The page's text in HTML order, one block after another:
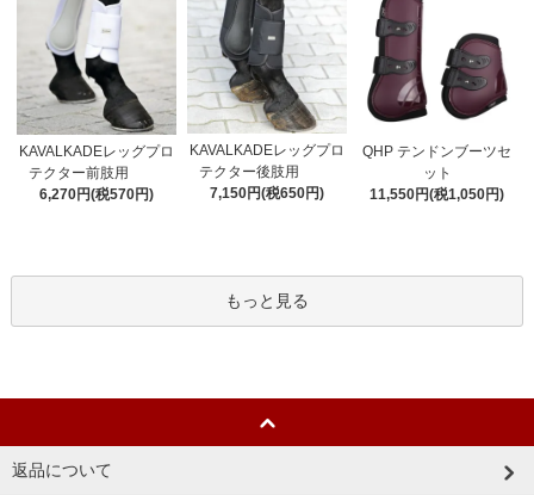
KAVALKADEレッグプロ
テクター前肢用
6,270円(税570円)
KAVALKADEレッグプロ
テクター後肢用
7,150円(税650円)
QHP テンドンブーツセ
ット
11,550円(税1,050円)
もっと見る
返品について